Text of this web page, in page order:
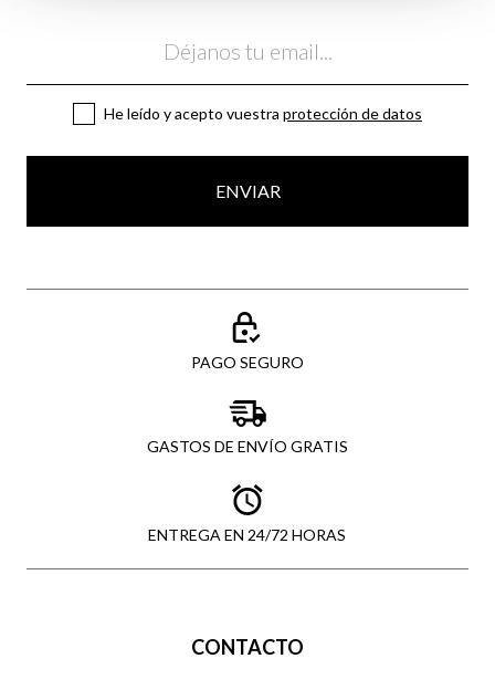
He leído y acepto vuestra protección de datos
ENVIAR
PAGO SEGURO
GASTOS DE ENVÍO GRATIS
ENTREGA EN 24/72 HORAS
CONTACTO